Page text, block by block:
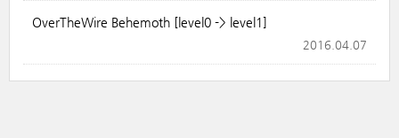
OverTheWire Behemoth [level0 -> level1]
2016.04.07